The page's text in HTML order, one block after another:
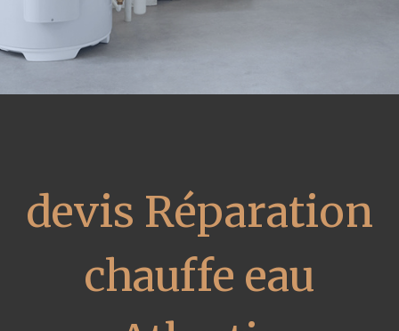
devis Réparation
chauffe eau